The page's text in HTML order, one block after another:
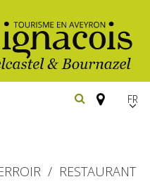
FR
RESTAURANT